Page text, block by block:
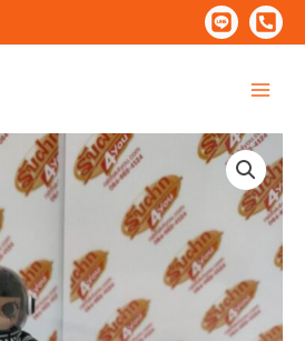
Main
Menu